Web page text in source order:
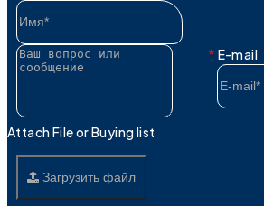
E-mail
Attach File or Buying list
Загрузить файл